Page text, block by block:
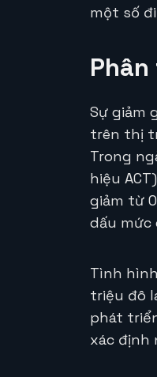
một số
Sự giảm
trên thị
Trong
hiệu
giảm từ
dấu mức
Tình
triệu đô
phát
xác định